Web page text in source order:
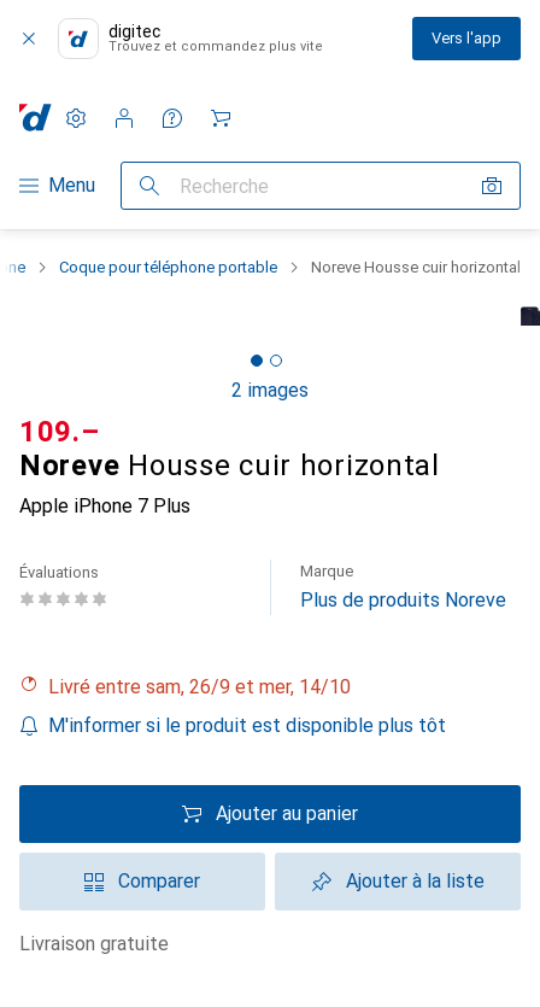
digitec
Trouvez et commandez plus vite Vers l'app
Navigation par catégorie
Menu Recherche
Paramètres
Compte client
Listes de comparaison
Listes d'envies
Panier
Coque pour téléphone portable Noreve Housse cuir horizontal
2 images
Noreve Housse cuir horizontal
Apple iPhone 7 Plus
CHF
109.–
Évaluations Marque
Plus de produits Noreve
Livré entre sam, 26/9 et mer, 14/10
M'informer si le produit est disponible plus tôt
Ajouter au panier
Comparer Ajouter à la liste
livraison gratuite